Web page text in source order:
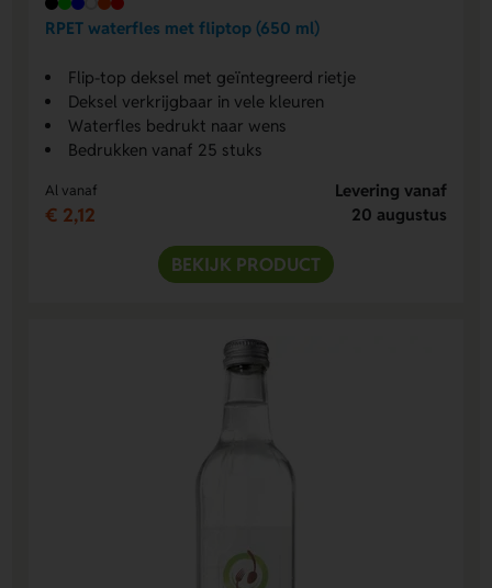
RPET waterfles met fliptop (650 ml)
Flip-top deksel met geïntegreerd rietje
Deksel verkrijgbaar in vele kleuren
Waterfles bedrukt naar wens
Bedrukken vanaf 25 stuks
Al vanaf
€ 2,12
Levering vanaf
20 augustus
BEKIJK PRODUCT